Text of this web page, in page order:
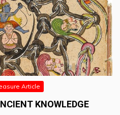
Article
KNOWLEDGE